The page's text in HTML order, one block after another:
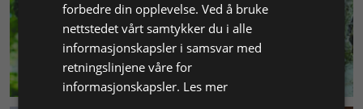
MILJØ & BÆREKRAFT
forbedre din opplevelse. Ved å bruke
nettstedet vårt samtykker du i alle
informasjonskapsler i samsvar med
retningslinjene våre for
informasjonskapsler. Les mer